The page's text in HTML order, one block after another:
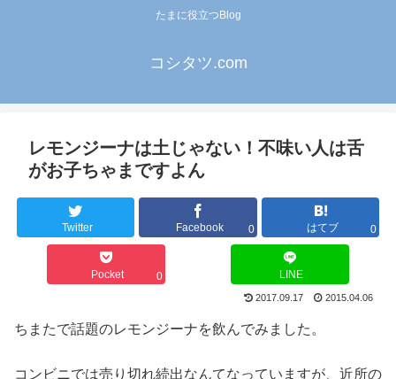
たまに役立つBlog
コシタツ.com
レモンジーナは土じゃない！不味い人は舌
がお子ちゃまですよん
Twitter Facebook 0 はてブ 0
Pocket 0 LINE
2017.09.17 2015.04.06
ちまたで話題のレモンジーナを飲んでみました。
コンビニでは売り切れ続出なんてなっていますが、近所の